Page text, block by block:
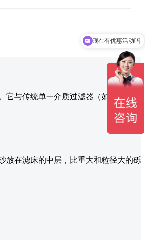
与传统单一介质过滤器（如纯石英砂
放在滤床的中层，比重大和粒径大的砾
现在有优惠活动吗